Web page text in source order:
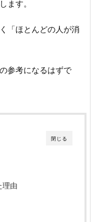
ます。
「ほとんどの人が消
参考になるはずで
閉じる
理由